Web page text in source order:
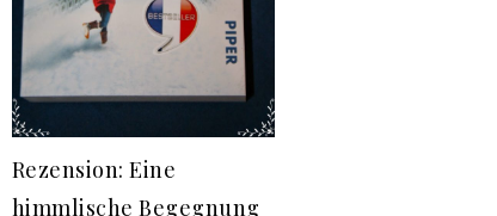
Rezension: Eine
himmlische Begegnung